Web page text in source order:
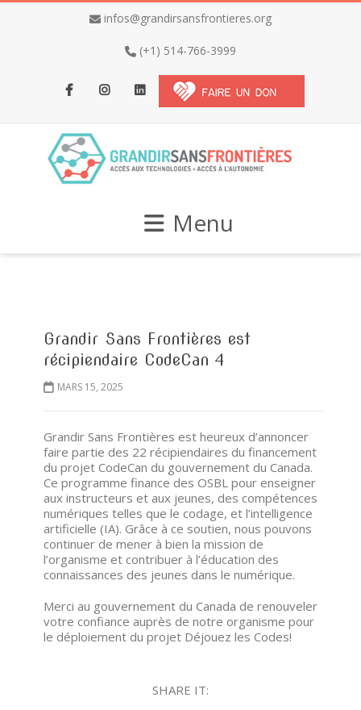
infos@grandirsansfrontieres.org
(+1) 514-766-3999
FacebookInstagramLinkedIn
Menu
Grandir Sans Frontières est
récipiendaire CodeCan 4
MARS 15, 2025
Grandir Sans Frontières est heureux d’annoncer
faire partie des 22 récipiendaires du financement
du projet CodeCan du gouvernement du Canada.
Ce programme finance des OSBL pour enseigner
aux instructeurs et aux jeunes, des compétences
numériques telles que le codage, et l’intelligence
artificielle (IA). Grâce à ce soutien, nous pouvons
continuer de mener à bien la mission de
l’organisme et contribuer à l’éducation des
connaissances des jeunes dans le numérique.
Merci au gouvernement du Canada de renouveler
votre confiance auprès de notre organisme pour
le déploiement du projet Déjouez les Codes!
SHARE IT: